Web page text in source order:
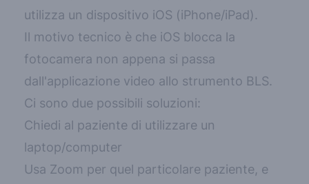
utilizza un dispositivo iOS (iPhone/iPad).
Il motivo tecnico è che iOS blocca la
fotocamera non appena si passa
dall'applicazione video allo strumento BLS.
Ci sono due possibili soluzioni:
Chiedi al paziente di utilizzare un
laptop/computer
Usa Zoom per quel particolare paziente, e